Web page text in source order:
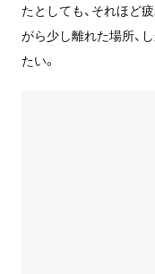
たとしても、それほど
がら少し離れた場所、
たい。